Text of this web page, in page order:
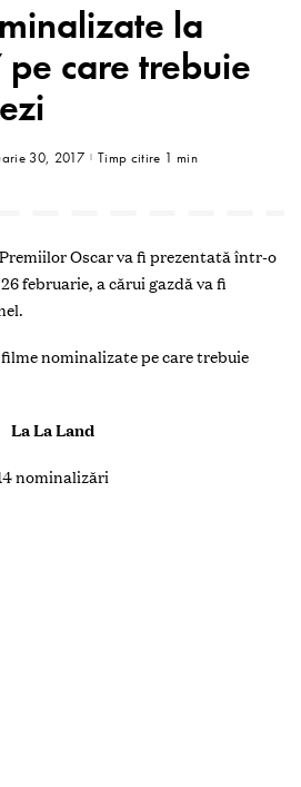
la
pe care trebuie
30, 2017 Timp citire 1 min
Oscar va fi prezentată într-o
februarie, a cărui gazdă va fi
nominalizate pe care trebuie
La La Land
nominalizări